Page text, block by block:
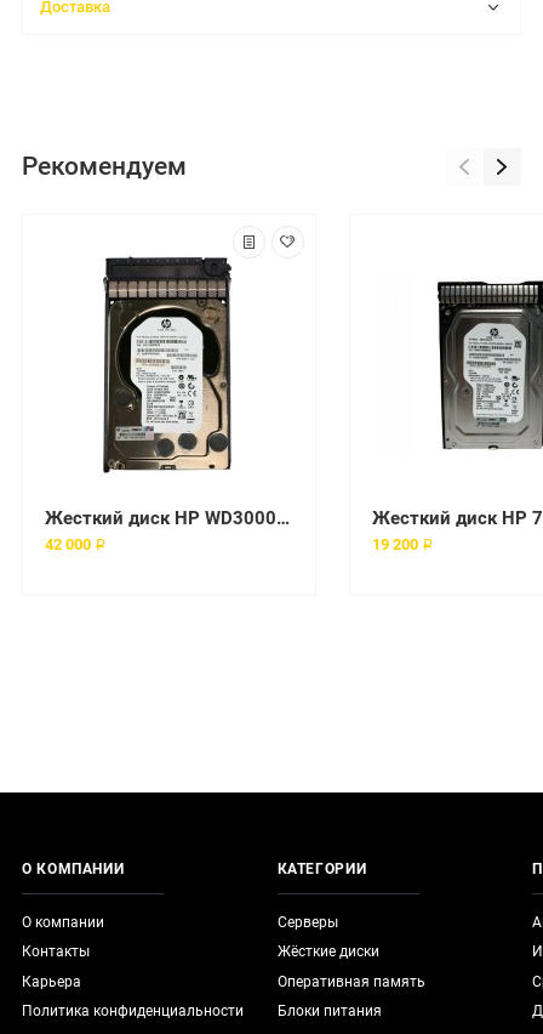
Доставка
Рекомендуем
Жесткий диск HP WD3000FYYZ-70UL180 3Tb 7200 SATAIII 3.5" HDD
42 000 ₽ 19 200 ₽
О КОМПАНИИ
О компании
Контакты
Карьера
Политика конфиденциальности
КАТЕГОРИИ
Серверы
Жёсткие диски
Оперативная память
Блоки питания